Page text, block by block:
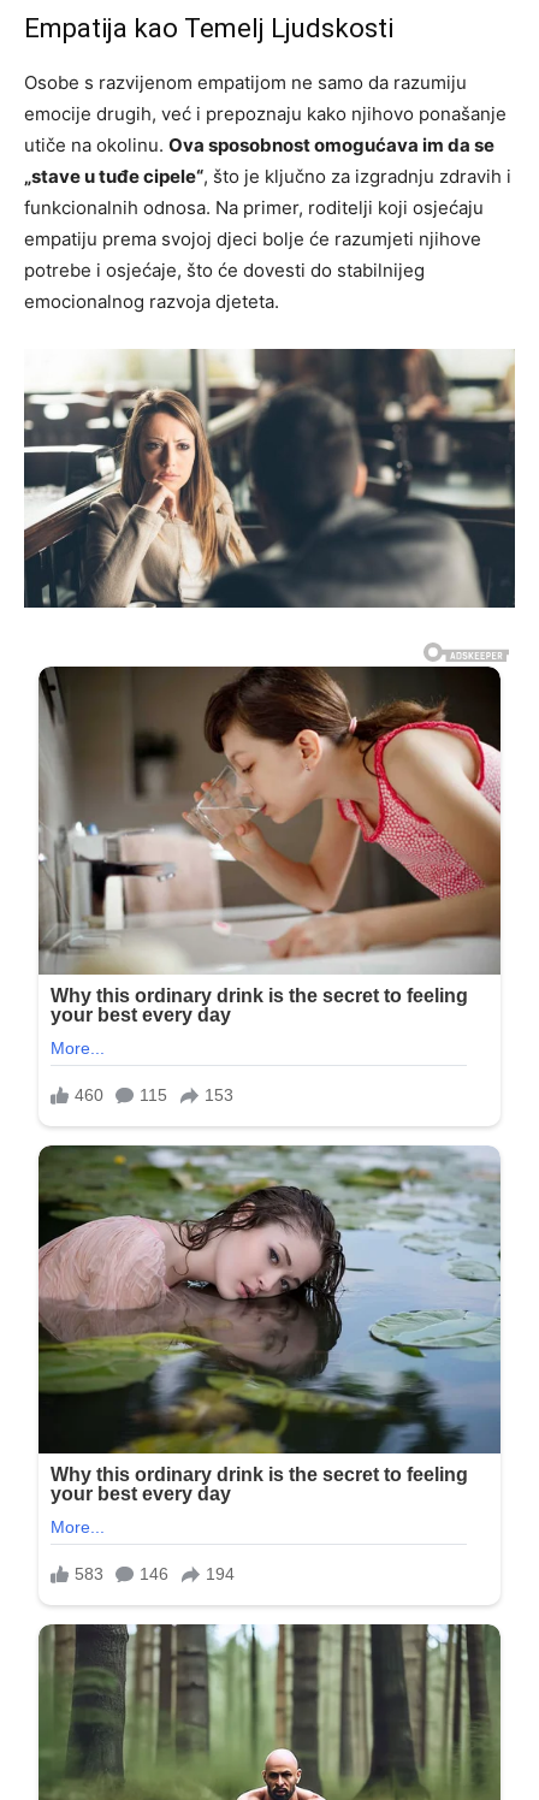
Empatija kao Temelj Ljudskosti
Osobe s razvijenom empatijom ne samo da razumiju
emocije drugih, već i prepoznaju kako njihovo ponašanje
utiče na okolinu. Ova sposobnost omogućava im da se
„stave u tuđe cipele“, što je ključno za izgradnju zdravih i
funkcionalnih odnosa. Na primer, roditelji koji osjećaju
empatiju prema svojoj djeci bolje će razumjeti njihove
potrebe i osjećaje, što će dovesti do stabilnijeg
emocionalnog razvoja djeteta.